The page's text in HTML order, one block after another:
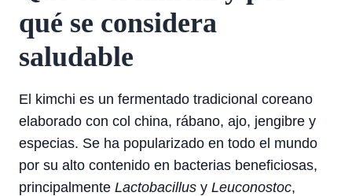
qué se considera
saludable
El kimchi es un fermentado tradicional coreano
elaborado con col china, rábano, ajo, jengibre y
especias. Se ha popularizado en todo el mundo
por su alto contenido en bacterias beneficiosas,
principalmente Lactobacillus y Leuconostoc,